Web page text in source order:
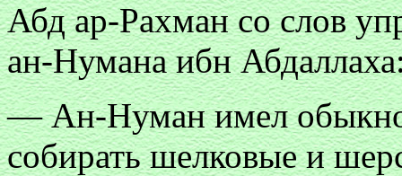
Абд ар-Рахман со слов
ан-Нумана ибн
— Ан-Нуман имел
собирать шелковые и